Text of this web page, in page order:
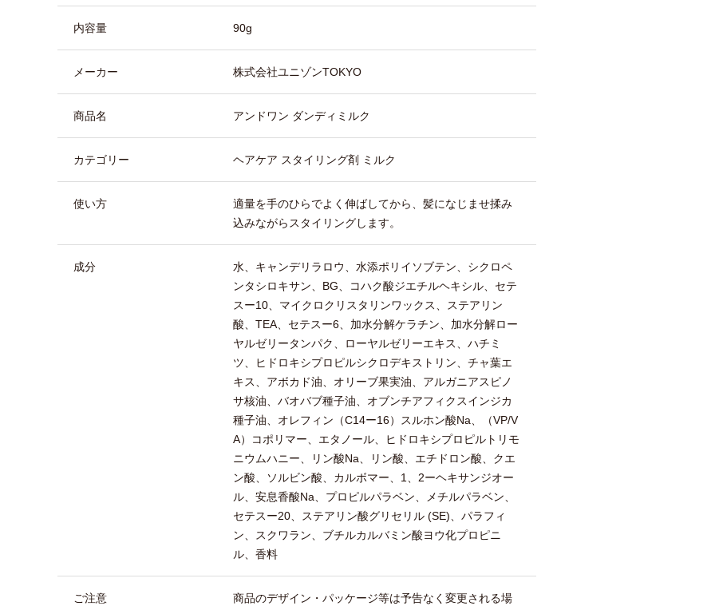
内容量 90g
メーカー 株式会社ユニゾンTOKYO
商品名 アンドワン ダンディミルク
カテゴリー ヘアケア スタイリング剤 ミルク
使い方
適量を手のひらでよく伸ばしてから、髪になじませ揉み
込みながらスタイリングします。
成分
水、キャンデリラロウ、水添ポリイソブテン、シクロペ
ンタシロキサン、BG、コハク酸ジエチルヘキシル、セテ
スー10、マイクロクリスタリンワックス、ステアリン
酸、TEA、セテスー6、加水分解ケラチン、加水分解ロー
ヤルゼリータンパク、ローヤルゼリーエキス、ハチミ
ツ、ヒドロキシプロピルシクロデキストリン、チャ葉エ
キス、アボカド油、オリーブ果実油、アルガニアスピノ
サ核油、バオバブ種子油、オブンチアフィクスインジカ
種子油、オレフィン（C14ー16）スルホン酸Na、（VP/V
A）コポリマー、エタノール、ヒドロキシプロピルトリモ
ニウムハニー、リン酸Na、リン酸、エチドロン酸、クエ
ン酸、ソルビン酸、カルボマー、1、2ーヘキサンジオー
ル、安息香酸Na、プロピルパラベン、メチルパラベン、
セテスー20、ステアリン酸グリセリル (SE)、パラフィ
ン、スクワラン、ブチルカルバミン酸ヨウ化プロピニ
ル、香料
ご注意
商品のデザイン・パッケージ等は予告なく変更される場